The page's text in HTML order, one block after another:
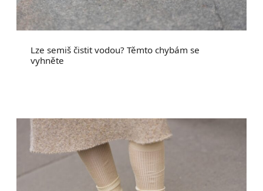
Lze semiš čistit vodou? Těmto chybám se
vyhněte